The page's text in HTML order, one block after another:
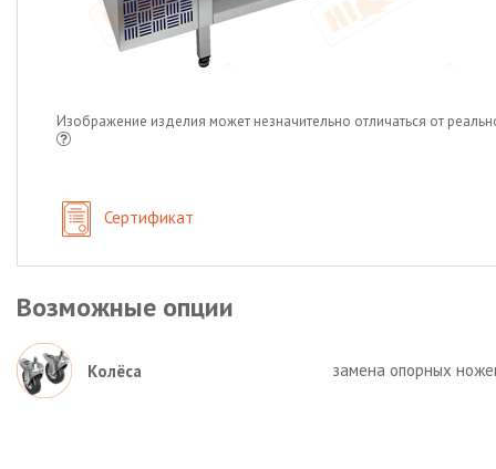
Изображение изделия может незначительно отличаться от
Сертификат
Возможные опции
Колёса замена опорных